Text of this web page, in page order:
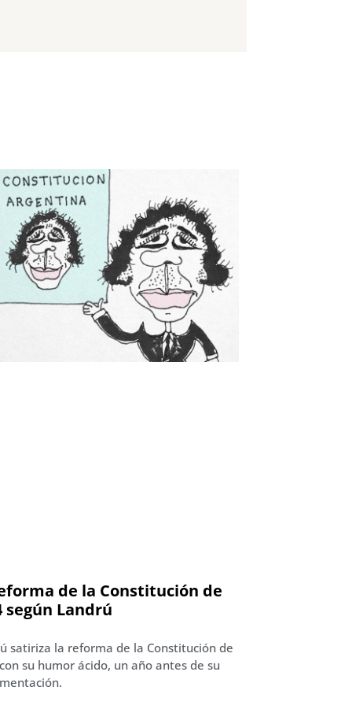
de la Constitución de
según Landrú
satiriza la reforma de la Constitución de
su humor ácido, un año antes de su